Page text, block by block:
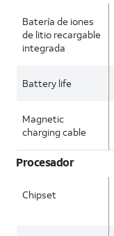
Batería de iones
de litio recargable
integrada
Battery life
Magnetic
charging cable
Procesador
Chipset